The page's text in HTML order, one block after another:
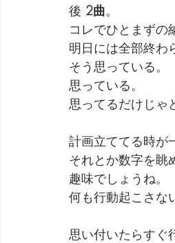
後 2曲。
コレでひとまずの
明日には全部終わ
そう思っている。
思っている。
思ってるだけじゃ
計画立ててる時が
それとか数字を眺
趣味でしょうね。
何も行動起こさな
思い付いたらすぐ